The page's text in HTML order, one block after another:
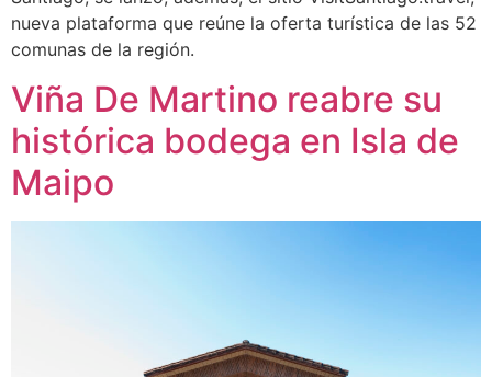
nueva plataforma que reúne la oferta turística de las 52
comunas de la región.
Viña De Martino reabre su
histórica bodega en Isla de
Maipo